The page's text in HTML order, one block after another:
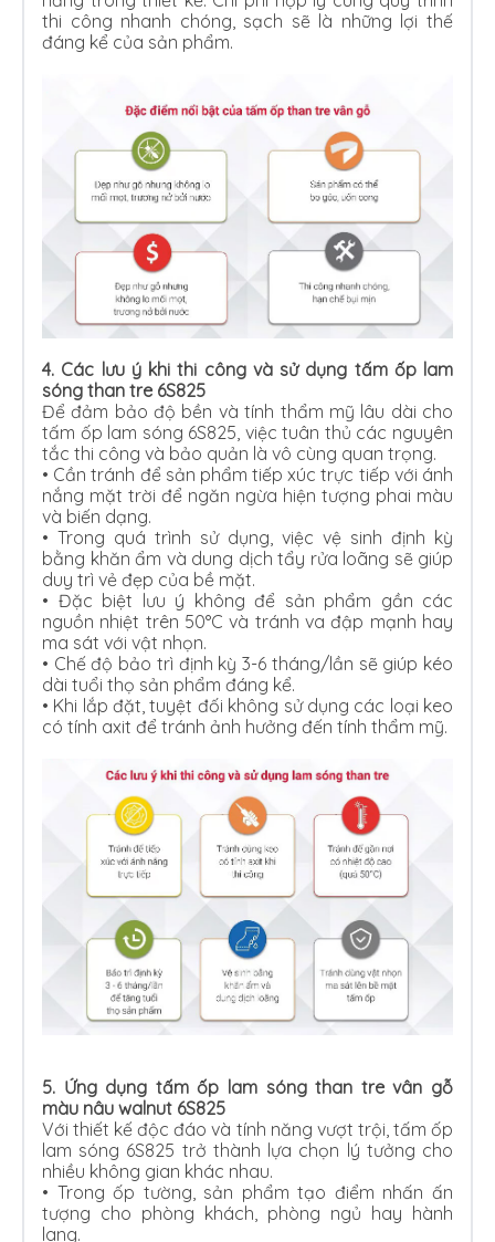
thi công nhanh chóng, sạch sẽ là những lợi thế
đáng kể của sản phẩm.
4. Các lưu ý khi thi công và sử dụng tấm ốp lam
sóng than tre 6S825
Để đảm bảo độ bền và tính thẩm mỹ lâu dài cho
tấm ốp lam sóng 6S825, việc tuân thủ các nguyên
tắc thi công và bảo quản là vô cùng quan trọng.
• Cần tránh để sản phẩm tiếp xúc trực tiếp với ánh
nắng mặt trời để ngăn ngừa hiện tượng phai màu
và biến dạng.
• Trong quá trình sử dụng, việc vệ sinh định kỳ
bằng khăn ẩm và dung dịch tẩy rửa loãng sẽ giúp
duy trì vẻ đẹp của bề mặt.
• Đặc biệt lưu ý không để sản phẩm gần các
nguồn nhiệt trên 50°C và tránh va đập mạnh hay
ma sát với vật nhọn.
• Chế độ bảo trì định kỳ 3-6 tháng/lần sẽ giúp kéo
dài tuổi thọ sản phẩm đáng kể.
• Khi lắp đặt, tuyệt đối không sử dụng các loại keo
có tính axit để tránh ảnh hưởng đến tính thẩm mỹ.
5. Ứng dụng tấm ốp lam sóng than tre vân gỗ
màu nâu walnut 6S825
Với thiết kế độc đáo và tính năng vượt trội, tấm ốp
lam sóng 6S825 trở thành lựa chọn lý tưởng cho
nhiều không gian khác nhau.
• Trong ốp tường, sản phẩm tạo điểm nhấn ấn
tượng cho phòng khách, phòng ngủ hay hành
lang.